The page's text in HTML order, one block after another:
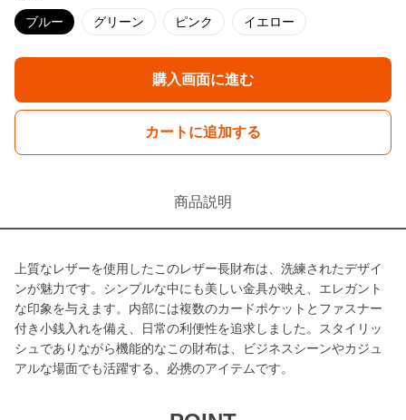
ブルー グリーン ピンク イエロー
購入画面に進む
カートに追加する
商品説明
上質なレザーを使用したこのレザー長財布は、洗練されたデザイ
ンが魅力です。シンプルな中にも美しい金具が映え、エレガント
な印象を与えます。内部には複数のカードポケットとファスナー
付き小銭入れを備え、日常の利便性を追求しました。スタイリッ
シュでありながら機能的なこの財布は、ビジネスシーンやカジュ
アルな場面でも活躍する、必携のアイテムです。